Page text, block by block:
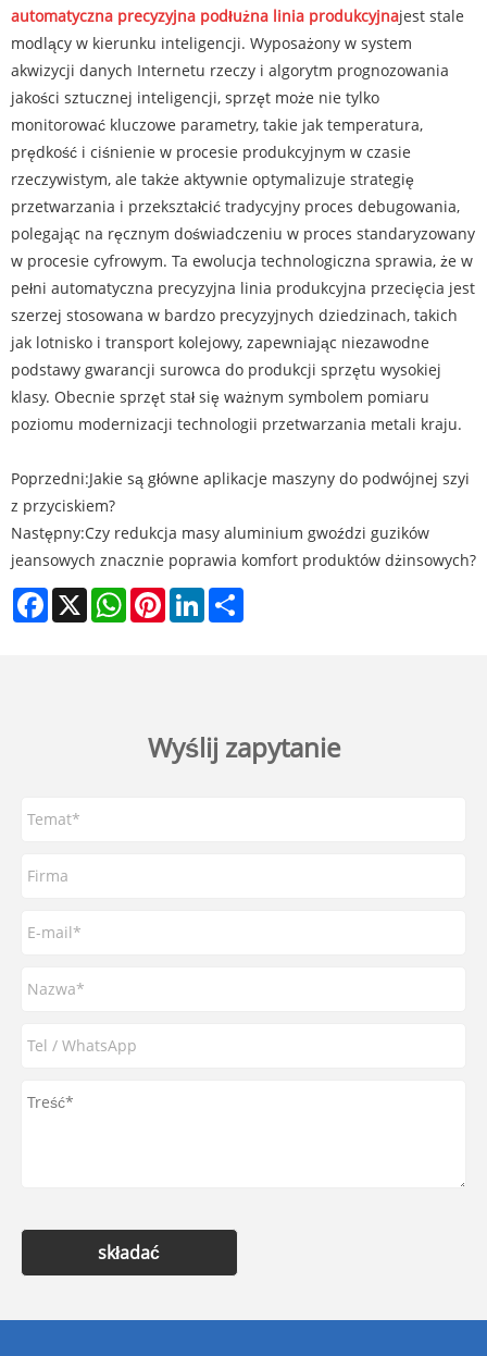
automatyczna precyzyjna podłużna linia produkcyjnajest stale
modlący w kierunku inteligencji. Wyposażony w system
akwizycji danych Internetu rzeczy i algorytm prognozowania
jakości sztucznej inteligencji, sprzęt może nie tylko
monitorować kluczowe parametry, takie jak temperatura,
prędkość i ciśnienie w procesie produkcyjnym w czasie
rzeczywistym, ale także aktywnie optymalizuje strategię
przetwarzania i przekształcić tradycyjny proces debugowania,
polegając na ręcznym doświadczeniu w proces standaryzowany
w procesie cyfrowym. Ta ewolucja technologiczna sprawia, że ​​w
pełni automatyczna precyzyjna linia produkcyjna przecięcia jest
szerzej stosowana w bardzo precyzyjnych dziedzinach, takich
jak lotnisko i transport kolejowy, zapewniając niezawodne
podstawy gwarancji surowca do produkcji sprzętu wysokiej
klasy. Obecnie sprzęt stał się ważnym symbolem pomiaru
poziomu modernizacji technologii przetwarzania metali kraju.
Poprzedni:Jakie są główne aplikacje maszyny do podwójnej szyi
z przyciskiem?
Następny:Czy redukcja masy aluminium gwoździ guzików
jeansowych znacznie poprawia komfort produktów dżinsowych?
Facebook
X WhatsAppPinterestLinkedIn
Wyślij zapytanie
składać